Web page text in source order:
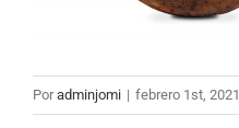
Poradminjomi | febrero 1st, 2021